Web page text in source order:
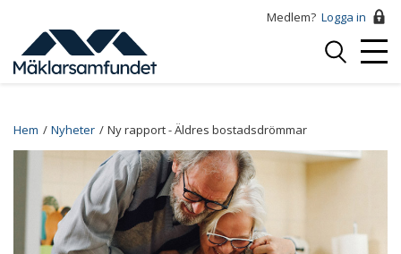
huvudinnehåll
Medlem? Logga in
Logga
Breadcrumb
Hem Nyheter Ny rapport - Äldres bostadsdrömmar